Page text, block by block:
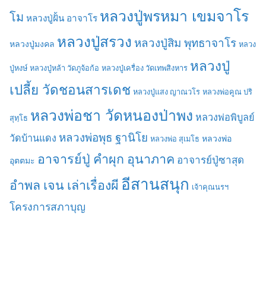
โม หลวงปู่ฝั้น อาจาโร หลวงปู่พรหมา เขมจาโร
หลวงปู่มงคล หลวงปู่สรวง หลวงปู่สิม พุทธาจาโร หลวง
ปู่หงษ์ หลวงปู่หล้า วัดภูจ้อก้อ หลวงปู่เครื่อง วัดเทพสิงหาร หลวงปู่
เปลี้ย วัดชอนสารเดช หลวงปู่แสง ญาณวโร หลวงพ่อคูณ ปริ
สุทฺโธ หลวงพ่อชา วัดหนองป่าพง หลวงพ่อพิบูลย์
วัดบ้านแดง หลวงพ่อพุธ ฐานิโย หลวงพ่อ สุเมโธ หลวงพ่อ
อุตตมะ อาจารย์ปู่ คำผุก อุนาภาค อาจารย์ปู่ซาสุด
อำพล เจน เล่าเรื่องผี อีสานสนุก เจ้าคุณนรฯ
โครงการสภาบุญ